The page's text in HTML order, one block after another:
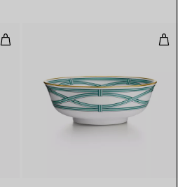
Crémier en porcelaine